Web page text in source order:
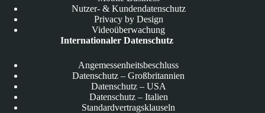
Nutzer- & Kundendatenschutz
Privacy by Design
Videoüberwachung
Internationaler Datenschutz
Angemessenheitsbeschluss
Datenschutz – Großbritannien
Datenschutz – USA
Datenschutz – Italien
Standardvertragsklauseln